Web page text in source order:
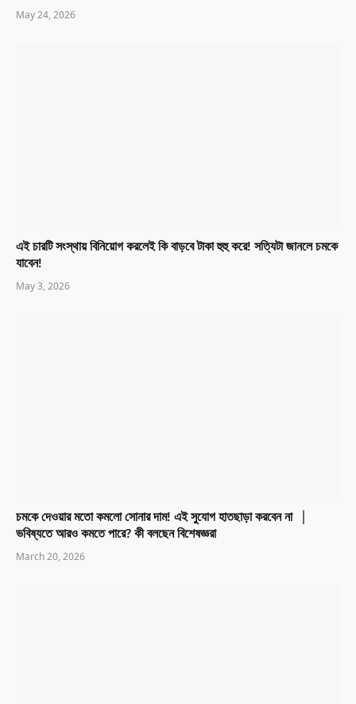
May 24, 2026
এই চারটি সংস্থায় বিনিয়োগ করলেই কি বাড়বে টাকা হুহু করে! সত্যিটা জানলে চমকে
যাবেন!
May 3, 2026
চমকে দেওয়ার মতো কমলো সোনার দাম! এই সুযোগ হাতছাড়া করবেন না │
ভবিষ্যতে আরও কমতে পারে? কী বলছেন বিশেষজ্ঞরা
March 20, 2026